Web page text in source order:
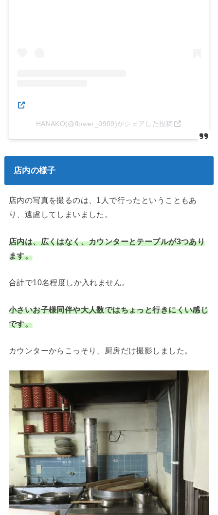
HANAKO(@flower_0909)がシェアした投稿
店内の様子
店内の写真を撮るのは、1人で行ったということもあ
り、遠慮してしまいました。
店内は、広くはなく、カウンターとテーブルが3つあり
ます。
合計で10名程度しか入れません。
小さいお子様同伴や大人数ではちょっと行きにくい感じ
です。
カウンターからこっそり、厨房だけ撮影しました。